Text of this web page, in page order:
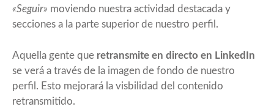
«Seguir» moviendo nuestra actividad destacada y
secciones a la parte superior de nuestro perfil.
Aquella gente que retransmite en directo en LinkedIn
se verá a través de la imagen de fondo de nuestro
perfil. Esto mejorará la visbilidad del contenido
retransmitido.